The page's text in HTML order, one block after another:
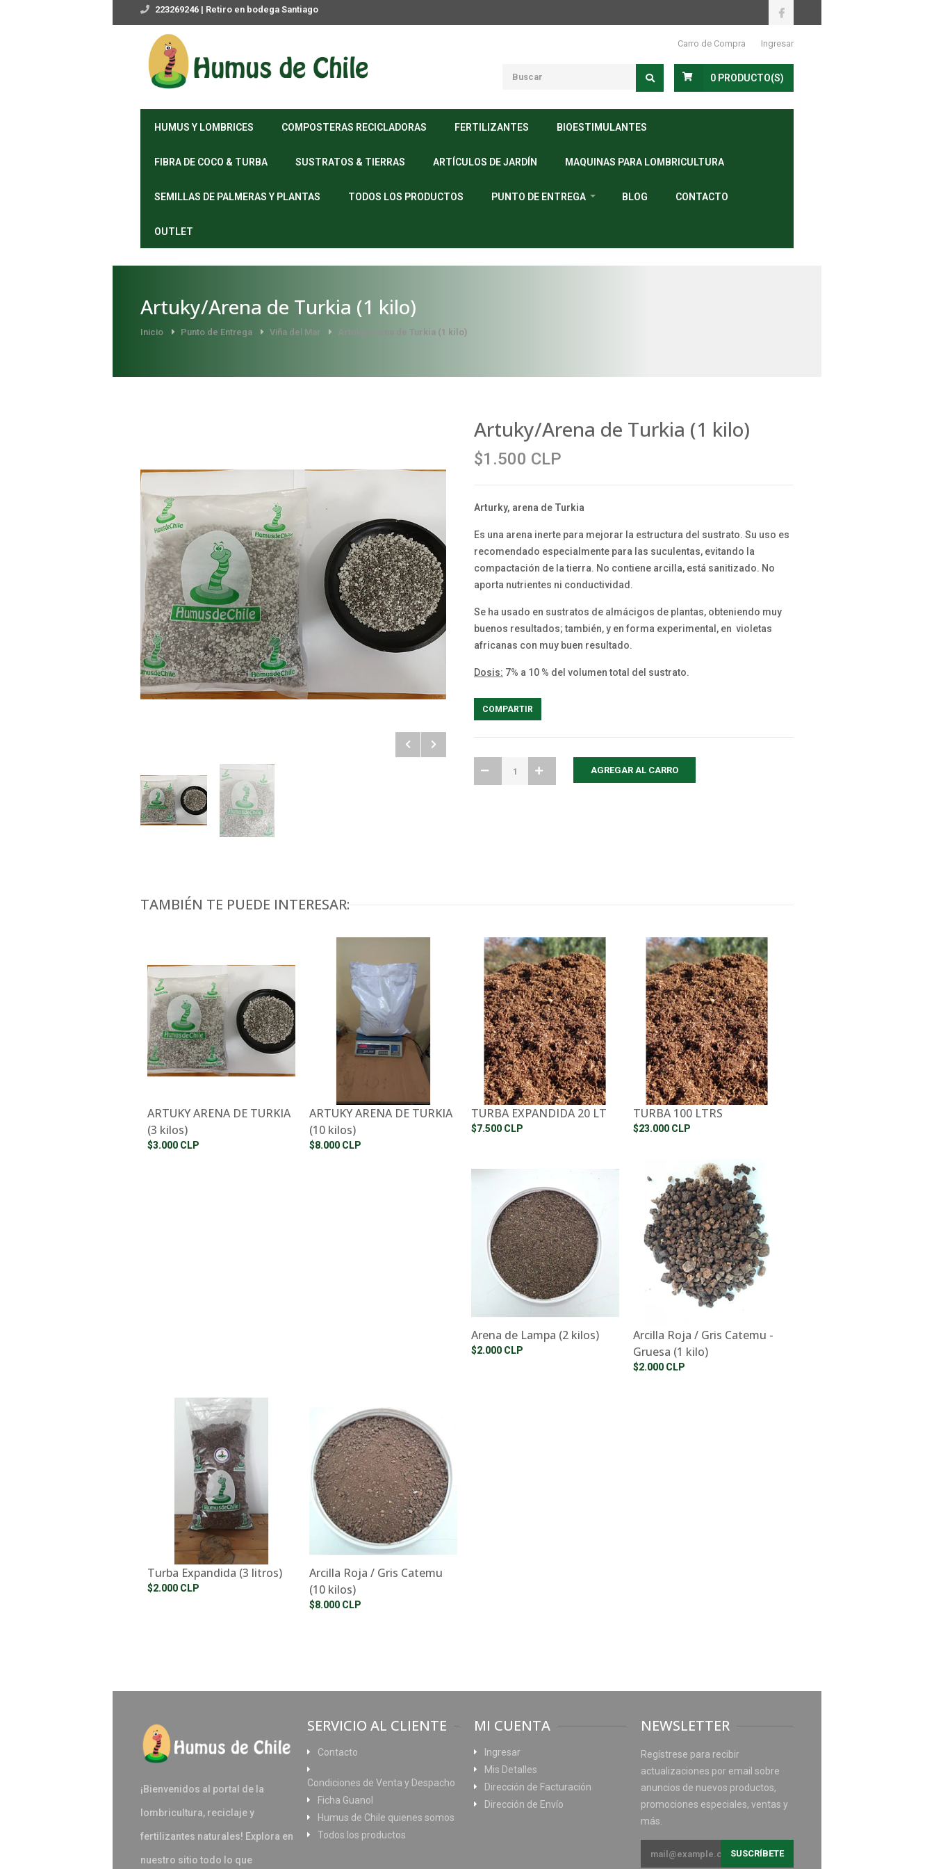
223269246 | Retiro en bodega Santiago
Carro de Compra Ingresar
0 PRODUCTO(S)
HUMUS Y LOMBRICES COMPOSTERAS RECICLADORAS FERTILIZANTES BIOESTIMULANTES
FIBRA DE COCO & TURBA SUSTRATOS & TIERRAS ARTÍCULOS DE JARDÍN MAQUINAS PARA LOMBRICULTURA
SEMILLAS DE PALMERAS Y PLANTAS TODOS LOS PRODUCTOS PUNTO DE ENTREGA BLOG CONTACTO
OUTLET
Artuky/Arena de Turkia (1 kilo)
Inicio Punto de Entrega Viña del Mar Artuky/Arena de Turkia (1 kilo)
Artuky/Arena de Turkia (1 kilo)
$1.500 CLP
Arturky, arena de Turkia
Es una arena inerte para mejorar la estructura del sustrato. Su uso es
recomendado especialmente para las suculentas, evitando la
compactación de la tierra. No contiene arcilla, está sanitizado. No
aporta nutrientes ni conductividad.
Se ha usado en sustratos de almácigos de plantas, obteniendo muy
buenos resultados; también, y en forma experimental, en violetas
africanas con muy buen resultado.
Dosis: 7% a 10 % del volumen total del sustrato.
COMPARTIR
TAMBIÉN TE PUEDE INTERESAR:
ARTUKY ARENA DE TURKIA
(3 kilos)
$3.000 CLP
ARTUKY ARENA DE TURKIA
(10 kilos)
$8.000 CLP
TURBA EXPANDIDA 20 LT
$7.500 CLP
TURBA 100 LTRS
$23.000 CLP
Arena de Lampa (2 kilos)
$2.000 CLP
Arcilla Roja / Gris Catemu -
Gruesa (1 kilo)
$2.000 CLP
Turba Expandida (3 litros)
$2.000 CLP
Arcilla Roja / Gris Catemu
(10 kilos)
$8.000 CLP
¡Bienvenidos al portal de la
lombricultura, reciclaje y
fertilizantes naturales! Explora en
nuestro sitio todo lo que
SERVICIO AL CLIENTE
Contacto
Condiciones de Venta y Despacho
Ficha Guanol
Humus de Chile quienes somos
Todos los productos
MI CUENTA
Ingresar
Mis Detalles
Dirección de Facturación
Dirección de Envío
NEWSLETTER
Regístrese para recibir
actualizaciones por email sobre
anuncios de nuevos productos,
promociones especiales, ventas y
más.